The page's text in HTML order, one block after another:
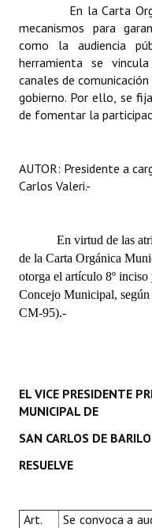
Audiencias Públicas -
Mujeres que Dejaron
Periodistas Decanos -
Ciudadano Ilustre -
Huéspedes de Honor -
Reconocimientos -
Bariloche, Municipio
Entrega de distinciones
En la Carta
mecanismos para
como la audiencia
herramienta se
canales de
gobierno. Por ello, se
de fomentar la
AUTOR: Presidente a
Carlos Valeri.-
En virtud de las
de la Carta Orgánica
otorga el artículo 8º
Concejo Municipal,
CM-95).-
EL VICE PRESIDENTE
MUNICIPAL DE
SAN CARLOS DE
RESUELVE
Art.
Se convoca a